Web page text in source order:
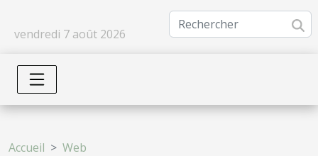
vendredi 7 août 2026
Accueil
Web